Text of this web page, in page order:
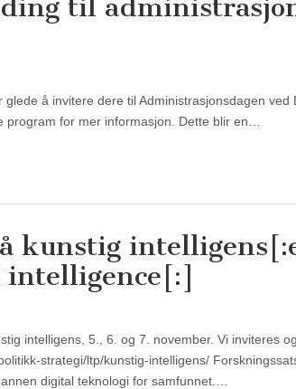
til
å invitere dere til Administrasjonsdagen ved
for mer informasjon. Dette blir en…
kunstig
intelligens, 5., 6. og 7. november. Vi inviteres
strategi/ltp/kunstig-intelligens/
digital teknologi for samfunnet.…